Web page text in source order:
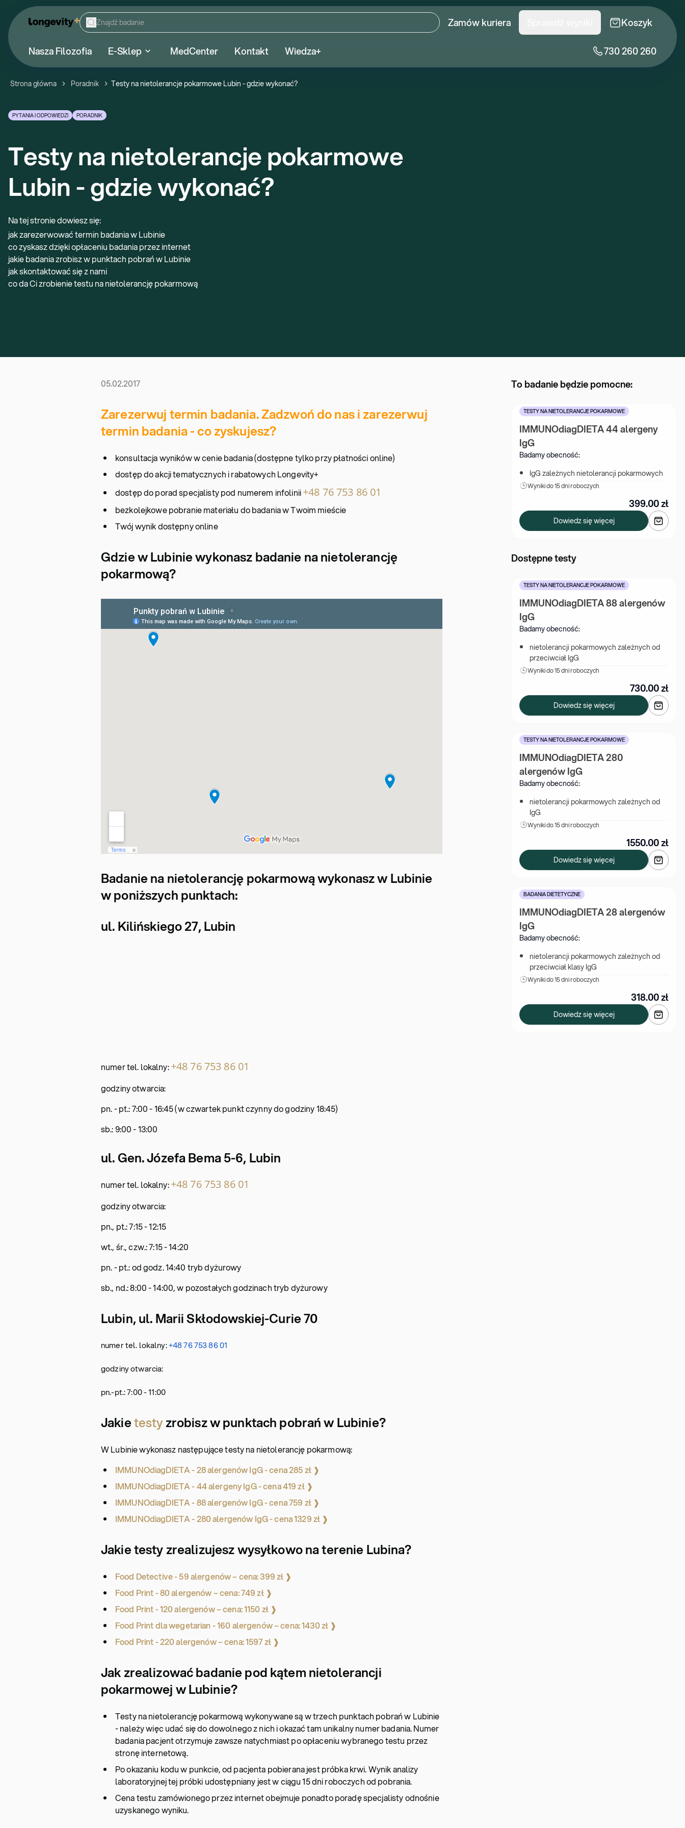
Zamów kuriera Koszyk
Nasza Filozofia E-Sklep MedCenter Kontakt Wiedza+ 730 260 260
Strona główna Poradnik Testy na nietolerancje pokarmowe Lubin - gdzie wykonać?
PYTANIA I ODPOWIEDZI PORADNIK
Testy na nietolerancje pokarmowe
Lubin - gdzie wykonać?
Na tej stronie dowiesz się:
jak zarezerwować termin badania w Lubinie
co zyskasz dzięki opłaceniu badania przez internet
jakie badania zrobisz w punktach pobrań w Lubinie
jak skontaktować się z nami
co da Ci zrobienie testu na nietolerancję pokarmową
05.02.2017
Zarezerwuj termin badania. Zadzwoń do nas i zarezerwuj
termin badania - co zyskujesz?
konsultacja wyników w cenie badania (dostępne tylko przy płatności online)
dostęp do akcji tematycznych i rabatowych Longevity+
dostęp do porad specjalisty pod numerem infolinii+48 76 753 86 01
bezkolejkowe pobranie materiału do badania w Twoim mieście
Twój wynik dostępny online
Gdzie w Lubinie wykonasz badanie na nietolerancję
pokarmową?
Badanie na nietolerancję pokarmową wykonasz w Lubinie
w poniższych punktach:
ul. Kilińskiego 27, Lubin
numer tel. lokalny:+48 76 753 86 01
godziny otwarcia:
pn. - pt.: 7:00 - 16:45 (w czwartek punkt czynny do godziny 18:45)
sb.: 9:00 - 13:00
ul. Gen. Józefa Bema 5-6, Lubin
numer tel. lokalny:+48 76 753 86 01
godziny otwarcia:
pn., pt.: 7:15 - 12:15
wt., śr., czw.: 7:15 - 14:20
pn. - pt.: od godz. 14:40 tryb dyżurowy
sb., nd.: 8:00 - 14:00, w pozostałych godzinach tryb dyżurowy
Lubin, ul. Marii Skłodowskiej-Curie 70
numer tel. lokalny:+48 76 753 86 01
godziny otwarcia:
pn.-pt.: 7:00 - 11:00
Jakietestyzrobisz w punktach pobrań w Lubinie?
W Lubinie wykonasz następujące testy na nietolerancję pokarmową:
IMMUNOdiagDIETA - 28 alergenów IgG - cena 285 zł ❱
IMMUNOdiagDIETA - 44 alergeny IgG - cena 419 zł ❱
IMMUNOdiagDIETA - 88 alergenów IgG - cena 759 zł ❱
IMMUNOdiagDIETA - 280 alergenów IgG - cena 1329 zł ❱
Jakie testy zrealizujesz wysyłkowo na terenie Lubina?
Food Detective - 59 alergenów – cena: 399 zł ❱
Food Print - 80 alergenów – cena: 749 zł ❱
Food Print - 120 alergenów – cena: 1150 zł ❱
Food Print dla wegetarian - 160 alergenów – cena: 1430 zł ❱
Food Print - 220 alergenów – cena: 1597 zł ❱
Jak zrealizować badanie pod kątem nietolerancji
pokarmowej w Lubinie?
Testy na nietolerancję pokarmową wykonywane są w trzech punktach pobrań w Lubinie
- należy więc udać się do dowolnego z nich i okazać tam unikalny numer badania. Numer
badania pacjent otrzymuje zawsze natychmiast po opłaceniu wybranego testu przez
stronę internetową.
Po okazaniu kodu w punkcie, od pacjenta pobierana jest próbka krwi. Wynik analizy
laboratoryjnej tej próbki udostępniany jest w ciągu 15 dni roboczych od pobrania.
Cena testu zamówionego przez internet obejmuje ponadto poradę specjalisty odnośnie
uzyskanego wyniku.
To badanie będzie pomocne:
TESTY NA NIETOLERANCJE POKARMOWE
IMMUNOdiagDIETA 44 alergeny
IgG
Badamy obecność:
IgG zależnych nietolerancji pokarmowych
Wyniki do 15 dni roboczych
399.00zł
Dowiedz się więcej
Dostępne testy
TESTY NA NIETOLERANCJE POKARMOWE
IMMUNOdiagDIETA 88 alergenów
IgG
Badamy obecność:
nietolerancji pokarmowych zależnych od
przeciwciał IgG
Wyniki do 15 dni roboczych
730.00zł
Dowiedz się więcej
TESTY NA NIETOLERANCJE POKARMOWE
IMMUNOdiagDIETA 280
alergenów IgG
Badamy obecność:
nietolerancji pokarmowych zależnych od
IgG
Wyniki do 15 dni roboczych
1550.00zł
Dowiedz się więcej
BADANIA DIETETYCZNE
IMMUNOdiagDIETA 28 alergenów
IgG
Badamy obecność:
nietolerancji pokarmowych zależnych od
przeciwciał klasy IgG
Wyniki do 15 dni roboczych
318.00zł
Dowiedz się więcej